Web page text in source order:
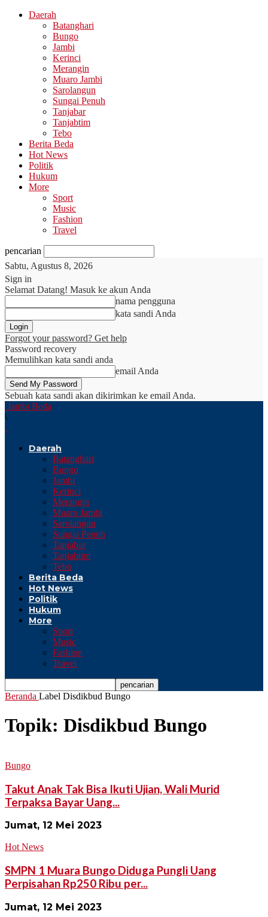
Daerah
Batanghari
Bungo
Jambi
Kerinci
Merangin
Muaro Jambi
Sarolangun
Sungai Penuh
Tanjabar
Tanjabtim
Tebo
Berita Beda
Hot News
Politik
Hukum
More
Sport
Music
Fashion
Travel
pencarian
Sabtu, Agustus 8, 2026
Sign in
Selamat Datang! Masuk ke akun Anda
nama pengguna
kata sandi Anda
Forgot your password? Get help
Password recovery
Memulihkan kata sandi anda
email Anda
Sebuah kata sandi akan dikirimkan ke email Anda.
Jambi Beda
\
Daerah
Batanghari
Bungo
Jambi
Kerinci
Merangin
Muaro Jambi
Sarolangun
Sungai Penuh
Tanjabar
Tanjabtim
Tebo
Berita Beda
Hot News
Politik
Hukum
More
Sport
Music
Fashion
Travel
Beranda Label Disdikbud Bungo
Topik: Disdikbud Bungo
Bungo
Takut Anak Tak Bisa Ikuti Ujian, Wali Murid
Terpaksa Bayar Uang...
Jumat, 12 Mei 2023
Hot News
SMPN 1 Muara Bungo Diduga Pungli Uang
Perpisahan Rp250 Ribu per...
Jumat, 12 Mei 2023